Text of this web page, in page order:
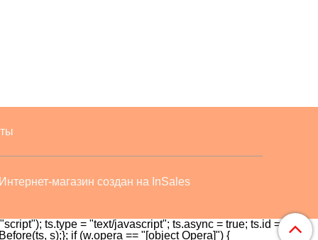
Интернет-магазин создан на InSales
ts.type = "text/javascript"; ts.async = true; ts.id = id;
s);}; if (w.opera == "[object Opera]") {